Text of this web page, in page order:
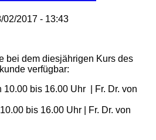
02/2017 - 13:43
bei dem diesjährigen Kurs des
verfügbar:
10.00 bis 16.00 Uhr | Fr. Dr. von
bis 16.00 Uhr | Fr. Dr. von